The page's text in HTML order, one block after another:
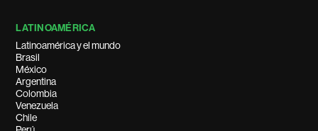
LATINOAMÉRICA
Latinoamérica y el mundo
Brasil
México
Argentina
Colombia
Venezuela
Chile